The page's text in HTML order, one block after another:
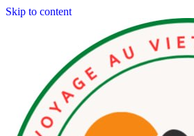
Skip to content